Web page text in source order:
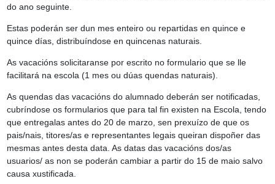
do ano seguinte.
Estas poderán ser dun mes enteiro ou repartidas en quince e
quince días, distribuíndose en quincenas naturais.
As vacacións solicitaranse por escrito no formulario que se lle
facilitará na escola (1 mes ou dúas quendas naturais).
As quendas das vacacións do alumnado deberán ser notificadas,
cubríndose os formularios que para tal fin existen na Escola, tendo
que entregalas antes do 20 de marzo, sen prexuízo de que os
pais/nais, titores/as e representantes legais queiran dispoñer das
mesmas antes desta data. As datas das vacacións dos/as
usuarios/ as non se poderán cambiar a partir do 15 de maio salvo
causa xustificada.